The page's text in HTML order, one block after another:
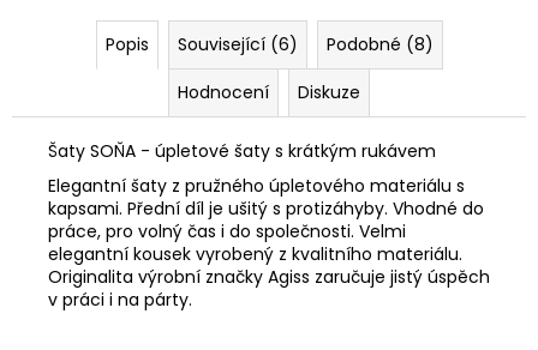
Popis Související (6)
Podobné (8)
Hodnocení
Diskuze
Šaty SOŇA - úpletové šaty s krátkým rukávem
Elegantní šaty z pružného úpletového materiálu s
kapsami. Přední díl je ušitý s protizáhyby. Vhodné do
práce, pro volný čas i do společnosti. Velmi
elegantní kousek vyrobený z kvalitního materiálu.
Originalita výrobní značky Agiss zaručuje jistý úspěch
v práci i na párty.